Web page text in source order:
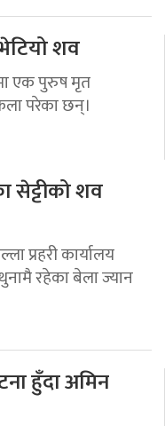
शव
एक पुरुष मृत
परेका छन्।
सेट्टीको शव
प्रहरी कार्यालय
रहेका बेला ज्यान
हुँदा अमिन